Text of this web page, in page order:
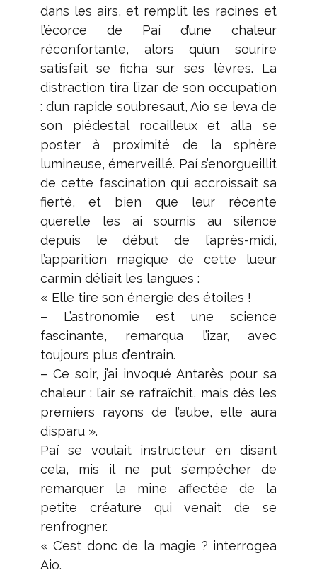
dans les airs, et remplit les racines et
l’écorce de Paí d’une chaleur
réconfortante, alors qu’un sourire
satisfait se ficha sur ses lèvres. La
distraction tira l’izar de son occupation
: d’un rapide soubresaut, Aio se leva de
son piédestal rocailleux et alla se
poster à proximité de la sphère
lumineuse, émerveillé. Paí s’enorgueillit
de cette fascination qui accroissait sa
fierté, et bien que leur récente
querelle les ai soumis au silence
depuis le début de l’après-midi,
l’apparition magique de cette lueur
carmin déliait les langues :
« Elle tire son énergie des étoiles !
– L’astronomie est une science
fascinante, remarqua l’izar, avec
toujours plus d’entrain.
– Ce soir, j’ai invoqué Antarès pour sa
chaleur : l’air se rafraîchit, mais dès les
premiers rayons de l’aube, elle aura
disparu ».
Paí se voulait instructeur en disant
cela, mis il ne put s’empêcher de
remarquer la mine affectée de la
petite créature qui venait de se
renfrogner.
« C’est donc de la magie ? interrogea
Aio.